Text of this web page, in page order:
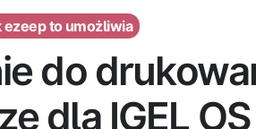
ezeep to umożliwia
do
dla IGEL